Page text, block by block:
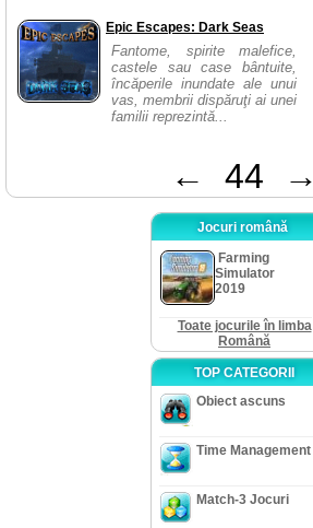
Epic Escapes: Dark Seas
Fantome, spirite malefice,
castele sau case bântuite,
încăperile inundate ale unui
vas, membrii dispăruţi ai unei
familii reprezintă...
← 44 →
Jocuri română
Farming
Simulator
2019
Toate jocurile în limba
Română
TOP CATEGORII
Obiect ascuns
Time Management
Match-3 Jocuri